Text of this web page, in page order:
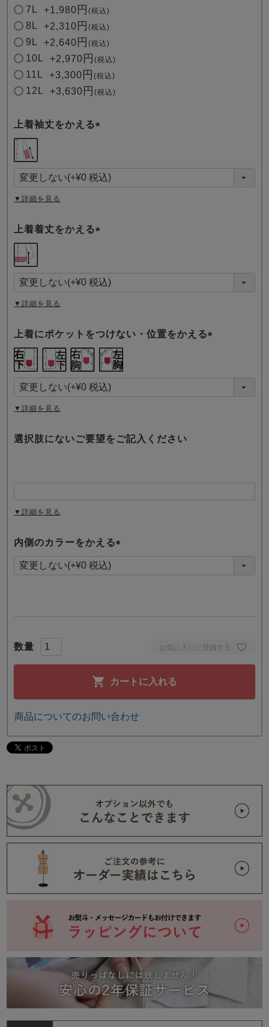
お気に入りに登録する
カートに入れる
7L +1,980 税込
8L +2,310 税込
9L +2,640 税込
10L +2,970 税込
11L +3,300 税込
12L +3,630 税込
上着袖丈をかえる
須
)
▼詳細を見る
上着着丈をかえる
須
)
▼詳細を見る
上着にポケットをつけない・位置をかえる
須
)
▼詳細を見る
選択肢にないご要望をご記入ください
▼詳細を見る
内側のカラーをかえる
(
必
商品についてのお問い合わせ